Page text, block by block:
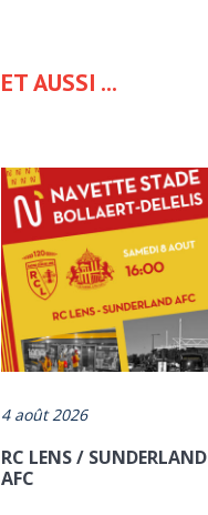
ET AUSSI ...
4 août 2026
RC LENS / SUNDERLAND
AFC